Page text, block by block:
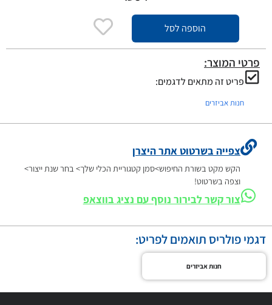
הוספה לסל
פרטי המוצר:
פריט זה מתאים לדגמים:
חנות אביזרים
צפייה בשרטוט אתר היצרן
הקש מקט בשורת החיפוש>סמן קטגוריית הכלי שלך> בחר שנת ייצור>
וצפה בשרטוט!
צור קשר לבירור נוסף עם נציג בווצאפ
דגמי פולריס תואמים לפריט:
חנות אביזרים